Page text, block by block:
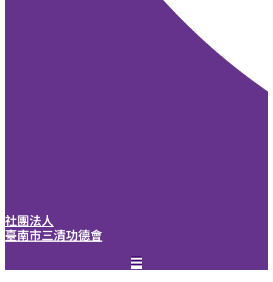
社團法人
臺南市三清功德會